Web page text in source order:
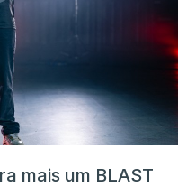
mais um BLAST